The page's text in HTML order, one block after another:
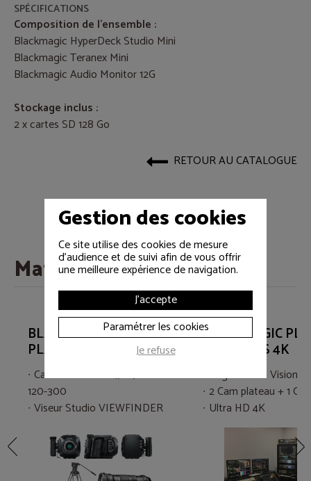
SPÉCIFICATIONS
Composition de l’ensemble :
Blackmagic HyperDeck Studio Mini
Blackmagic Teranex Mini
Blackmagic Audio Monitor 12G
Stockage inclus :
2 x cartes SD 128 Go
RETOUR AU CATALOGUE
Matériels associés
BLACKMAGIC CAMERA
PLATEAU URSA 4,6K
Cam URSA MINI4,6K, SIGMA
120-300
Viseur Studio VIEWFINDER
BLACKMAGIC
3 CAMÉRAS 4K
Régie Real + Vision +
2 Cam plateau + 1
Ultra HD 4K
Gestion des cookies
Ce site utilise des cookies de mesure
d'audience et de suivi afin de vous offrir
une meilleure expérience de navigation.
J'accepte
Paramétrer les cookies
Je refuse